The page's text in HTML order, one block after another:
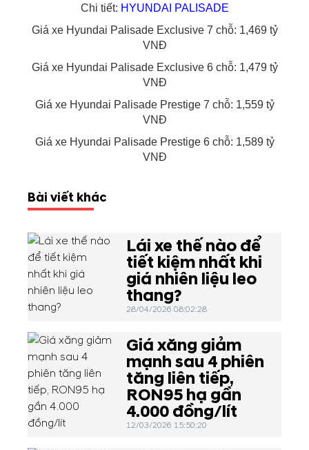
Chi tiết: HYUNDAI PALISADE
Giá xe Hyundai Palisade Exclusive 7 chỗ: 1,469 tỷ
VNĐ
Giá xe Hyundai Palisade Exclusive 6 chỗ: 1,479 tỷ
VNĐ
Giá xe Hyundai Palisade Prestige 7 chỗ: 1,559 tỷ
VNĐ
Giá xe Hyundai Palisade Prestige 6 chỗ: 1,589 tỷ
VNĐ
Bài viết khác
Lái xe thế nào để
tiết kiệm nhất khi
giá nhiên liệu leo
thang?
28/04/2026 08:02:28
Giá xăng giảm
mạnh sau 4 phiên
tăng liên tiếp,
RON95 hạ gần
4.000 đồng/lít
12/03/2026 15:50:20